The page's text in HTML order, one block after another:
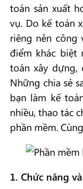
toán sản xuất
vụ. Do kế toán
riêng nên công
điểm khác biệt
toán xây dựng,
Những chia sẻ
bạn làm kế
nhiều, thao tác
phần mềm.
1. Chức năng